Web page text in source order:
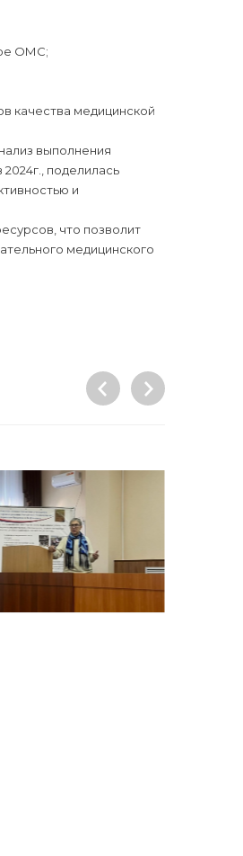
ОМС;
качества медицинской
выполнения
поделилась
и
что позволит
медицинского